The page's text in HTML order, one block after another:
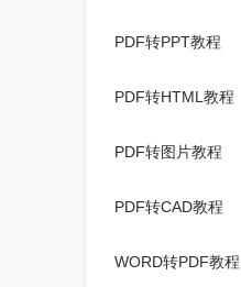
PDF转PPT教程
PDF转HTML教程
PDF转图片教程
PDF转CAD教程
WORD转PDF教程